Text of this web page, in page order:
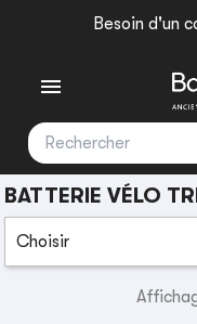
Besoin d'un

BATTERIE VÉLO
Choisir